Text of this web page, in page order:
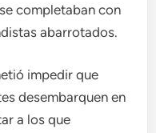
completaban con
abarrotados.
impedir que
desembarquen en
a los que